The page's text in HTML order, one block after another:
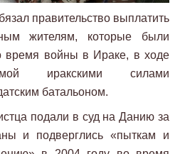
правительство выплатить
жителям, которые были
время войны в Ираке, в ходе
иракскими силами
батальоном.
подали в суд на Данию за
и подверглись «пыткам и